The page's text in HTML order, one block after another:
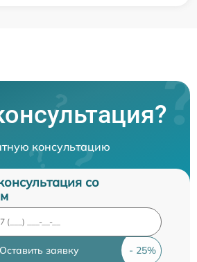
консультацию
со
Оставить заявку